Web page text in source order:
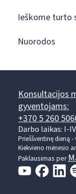
Ieškome turto
Nuorodos
Konsultacijos
gyventojams:
+370 5 260
Darbo laikas: I-
Prieššventinę dieną
Kiekvieno mėnesio
Paklausimas per